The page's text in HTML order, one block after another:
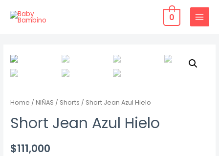
0
MAIN
Home /NIÑAS / Shorts / Short Jean Azul Hielo
Short Jean Azul Hielo
$111,000